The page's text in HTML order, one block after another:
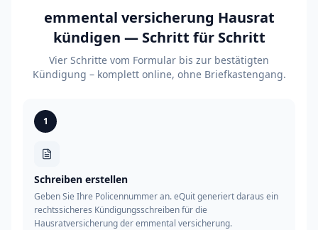
emmental versicherung Hausrat
kündigen — Schritt für Schritt
Vier Schritte vom Formular bis zur bestätigten
Kündigung – komplett online, ohne Briefkastengang.
1
Schreiben erstellen
Geben Sie Ihre Policennummer an. eQuit generiert daraus ein
rechtssicheres Kündigungsschreiben für die
Hausratversicherung der emmental versicherung.